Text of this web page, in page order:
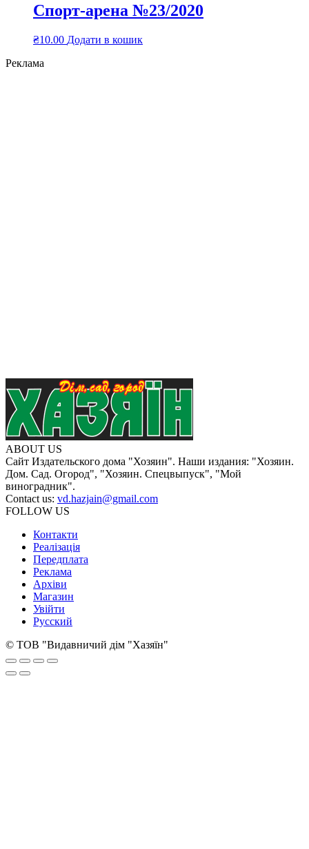
Спорт-арена №23/2020
₴10.00 Додати в кошик
Реклама
ABOUT US
Сайт Издательского дома "Хозяин". Наши издания: "Хозяин.
Дом. Сад. Огород", "Хозяин. Спецвыпуск", "Мой
виноградник".
Contact us: vd.hazjain@gmail.com
FOLLOW US
Контакти
Реалізація
Передплата
Реклама
Архіви
Магазин
Увійти
Русский
© ТОВ "Видавничий дім "Хазяїн"